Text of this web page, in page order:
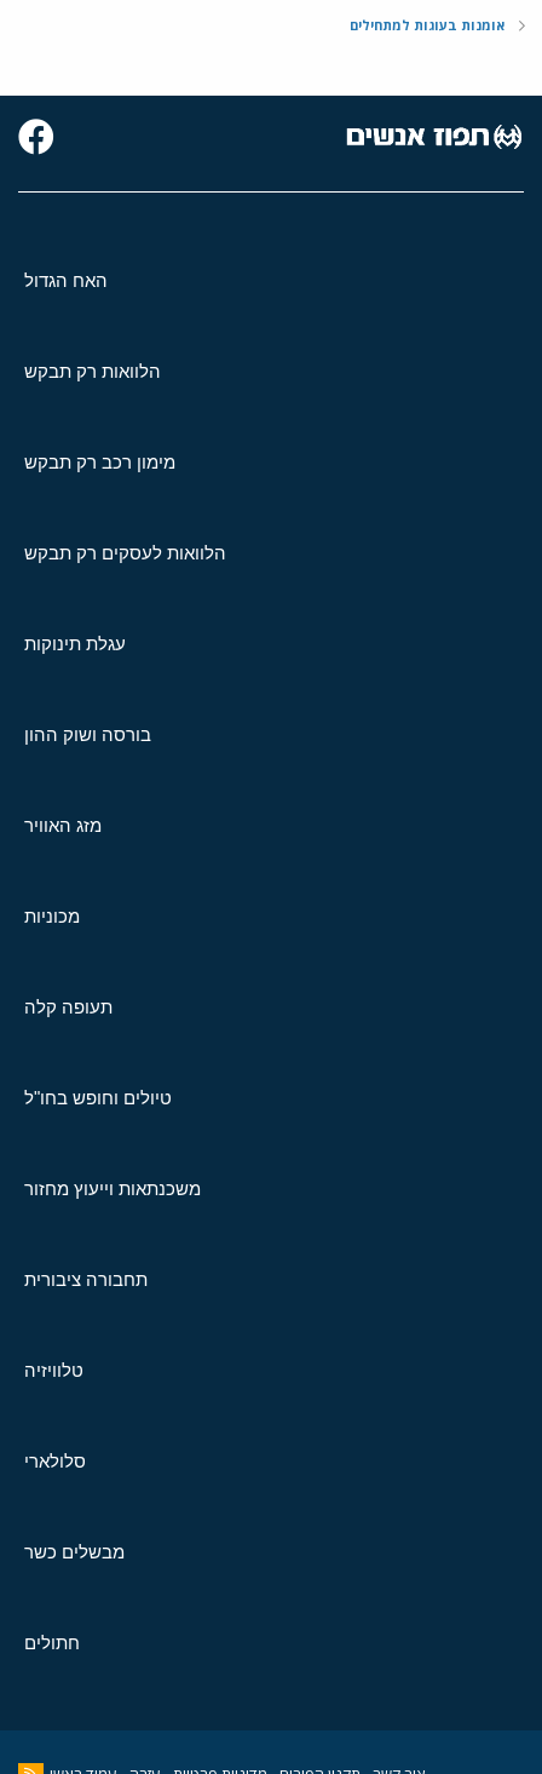
אומנות בעוגות למתחילים
האח הגדול
הלוואות רק תבקש
מימון רכב רק תבקש
הלוואות לעסקים רק תבקש
עגלת תינוקות
בורסה ושוק ההון
מזג האוויר
מכוניות
תעופה קלה
טיולים וחופש בחו"ל
משכנתאות וייעוץ מחזור
תחבורה ציבורית
טלוויזיה
סלולארי
מבשלים כשר
חתולים